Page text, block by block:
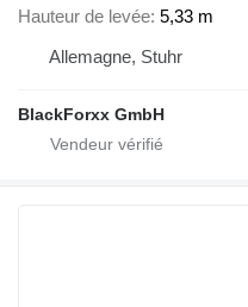
Hauteur de levée 5,33 m
Allemagne, Stuhr
BlackForxx GmbH